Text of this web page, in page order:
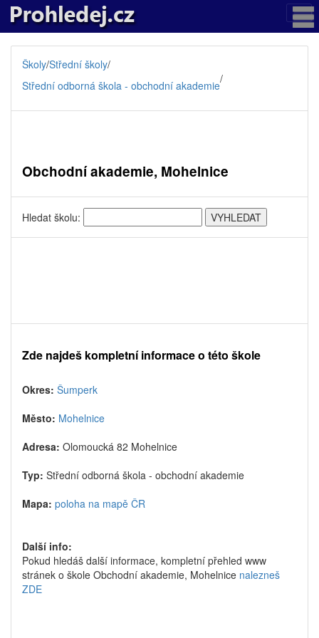
Školy/Střední školy/
Střední odborná škola - obchodní akademie/
Obchodní akademie, Mohelnice
Hledat školu:
Zde najdeš kompletní informace o této škole
Okres: Šumperk
Město: Mohelnice
Adresa: Olomoucká 82 Mohelnice
Typ: Střední odborná škola - obchodní akademie
Mapa: poloha na mapě ČR
Další info:
Pokud hledáš další informace, kompletní přehled www
stránek o škole Obchodní akademie, Mohelnice nalezneš
ZDE